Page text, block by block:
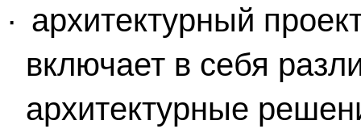
· архитектурный
включает в себя
архитектурные